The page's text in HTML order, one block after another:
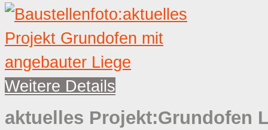
Weitere Details
aktuelles Projekt:Grundofen